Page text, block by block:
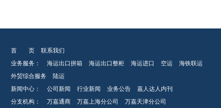
首 页
联系我们
业务服务：
海运出口拼箱 海运出口整柜 海运进口 空运
海铁联运
外贸综合服务
陆运
新闻中心：
公司新闻 行业新闻 业务公告
嘉人达人内刊
分支机构：
万嘉通商 万嘉上海分公司
万嘉天津分公司